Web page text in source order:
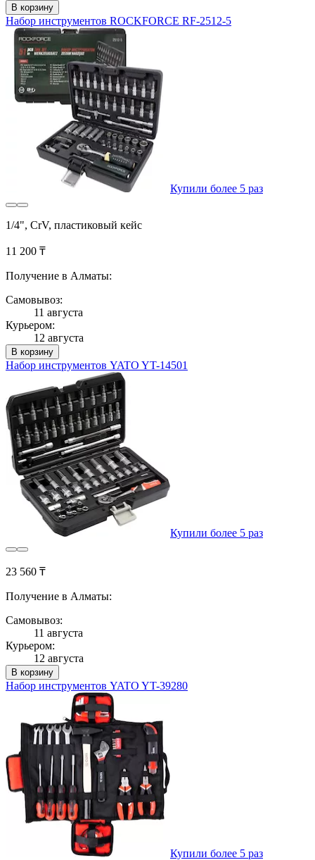
В корзину
Набор инструментов ROCKFORCE RF-2512-5
Купили более 5 раз
1/4", CrV, пластиковый кейс
11 200 ₸
Получение в Алматы:
Самовывоз:
11 августа
Курьером:
12 августа
В корзину
Набор инструментов YATO YT-14501
Купили более 5 раз
23 560 ₸
Получение в Алматы:
Самовывоз:
11 августа
Курьером:
12 августа
В корзину
Набор инструментов YATO YT-39280
Купили более 5 раз